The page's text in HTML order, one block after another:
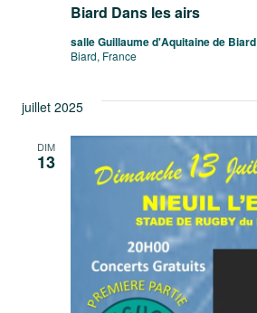
Biard Dans les airs
salle Guillaume d'Aquitaine de Biard
Biard, France
juillet 2025
DIM
13